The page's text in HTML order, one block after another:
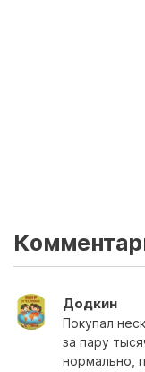
Додкин
Покупал
за пару
нормально,